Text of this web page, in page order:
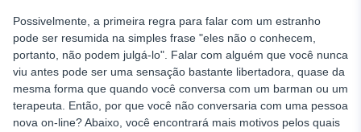
Possivelmente, a primeira regra para falar com um estranho
pode ser resumida na simples frase "eles não o conhecem,
portanto, não podem julgá-lo". Falar com alguém que você nunca
viu antes pode ser uma sensação bastante libertadora, quase da
mesma forma que quando você conversa com um barman ou um
terapeuta. Então, por que você não conversaria com uma pessoa
nova on-line? Abaixo, você encontrará mais motivos pelos quais